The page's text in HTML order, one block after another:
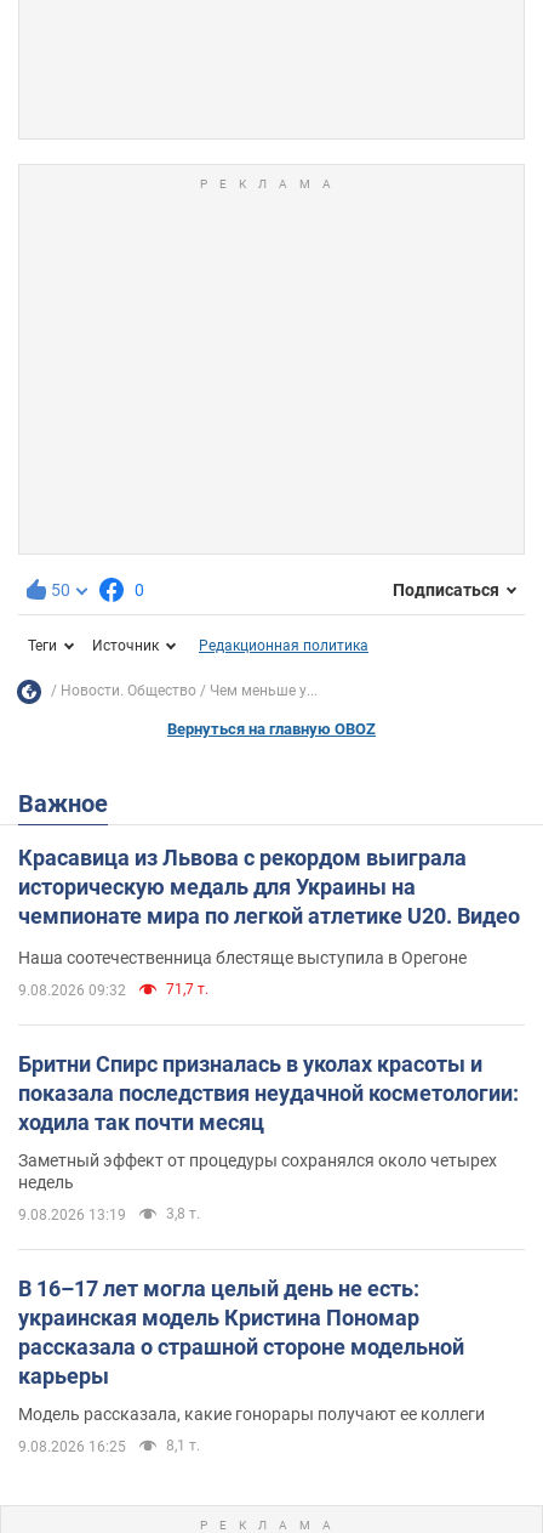
50 0 Подписаться
Теги Источник Редакционная политика
Новости. Общество Чем меньше у...
Вернуться на главную OBOZ
Важное
Красавица из Львова с рекордом выиграла
историческую медаль для Украины на
чемпионате мира по легкой атлетике U20. Видео
Наша соотечественница блестяще выступила в Орегоне
9.08.2026 09:32 71,7 т.
Бритни Спирс призналась в уколах красоты и
показала последствия неудачной косметологии:
ходила так почти месяц
Заметный эффект от процедуры сохранялся около четырех
недель
9.08.2026 13:19 3,8 т.
В 16–17 лет могла целый день не есть:
украинская модель Кристина Пономар
рассказала о страшной стороне модельной
карьеры
Модель рассказала, какие гонорары получают ее коллеги
9.08.2026 16:25 8,1 т.